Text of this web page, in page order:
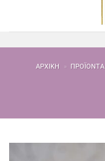
ΑΡΧΙΚΉ » ΠΡΟΪΌΝΤΑ